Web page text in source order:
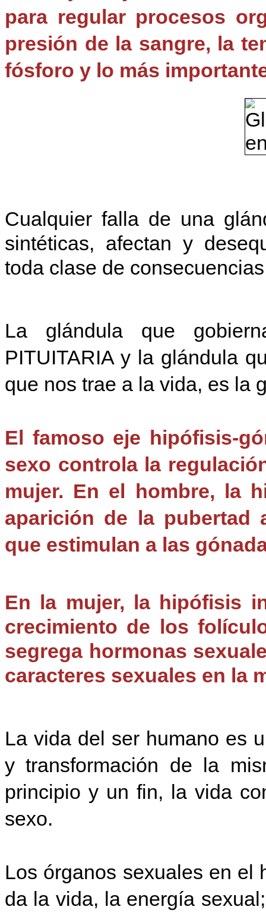
para regular procesos
presión de la sangre, la
fósforo y lo más
Cualquier falla de una
sintéticas, afectan y
toda clase de
La glándula que
PITUITARIA y la glándula
que nos trae a la vida, es la
El famoso eje hipófisis-
sexo controla la
mujer. En el hombre, la
aparición de la pubertad
que estimulan a las
En la mujer, la hipófisis
crecimiento de los
segrega hormonas
caracteres sexuales en la
La vida del ser humano es
y transformación de la
principio y un fin, la vida
sexo.
Los órganos sexuales en el
da la vida, la energía